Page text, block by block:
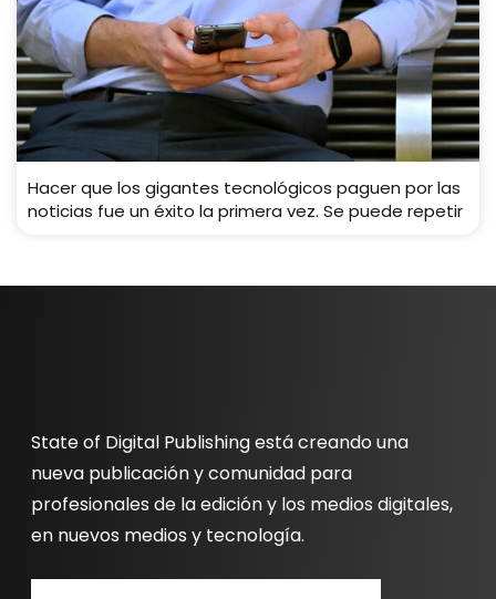
Hacer que los gigantes tecnológicos paguen por las
noticias fue un éxito la primera vez. Se puede repetir
State of Digital Publishing está creando una
nueva publicación y comunidad para
profesionales de la edición y los medios digitales,
en nuevos medios y tecnología.